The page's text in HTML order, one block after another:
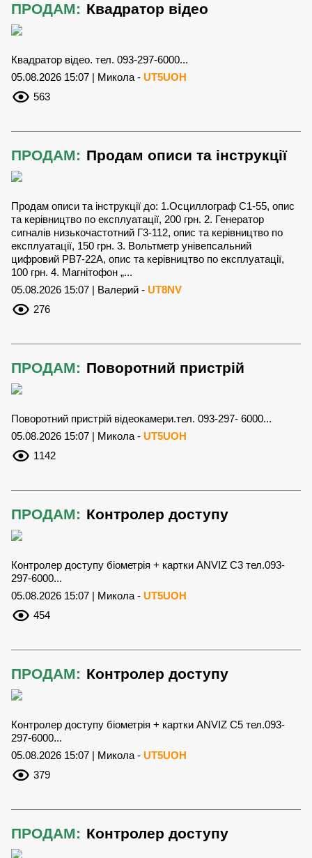
ПРОДАМ: Квадратор відео
Квадратор відео. тел. 093-297-6000...
05.08.2026 15:07 | Микола - UT5UOH
563
ПРОДАМ: Продам описи та інструкції
Продам описи та інструкції до: 1.Осциллограф С1-55, опис
та керівництво по експлуатації, 200 грн. 2. Генератор
сигналів низькочастотний Г3-112, опис та керівництво по
експлуатації, 150 грн. 3. Вольтметр унівепсальний
цифровий РВ7-22А, опис та керівництво по експлуатації,
100 грн. 4. Магнітофон „...
05.08.2026 15:07 | Валерий - UT8NV
276
ПРОДАМ: Поворотний пристрій
Поворотний пристрій відеокамери.тел. 093-297- 6000...
05.08.2026 15:07 | Микола - UT5UOH
1142
ПРОДАМ: Контролер доступу
Контролер доступу біометрія + картки ANVIZ C3 тел.093-
297-6000...
05.08.2026 15:07 | Микола - UT5UOH
454
ПРОДАМ: Контролер доступу
Контролер доступу біометрія + картки ANVIZ C5 тел.093-
297-6000...
05.08.2026 15:07 | Микола - UT5UOH
379
ПРОДАМ: Контролер доступу